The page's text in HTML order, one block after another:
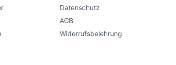
Datenschutz
AGB
Widerrufsbelehrung